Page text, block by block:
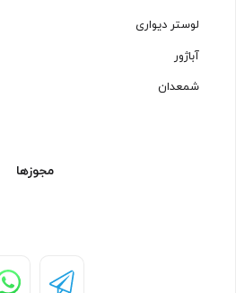
لوستر دیواری
آباژور
شمعدان
مجوزها